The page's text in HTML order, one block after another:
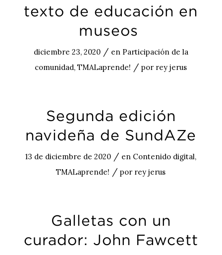
texto de educación en
museos
diciembre 23, 2020 / en Participación de la
comunidad,TMALaprende! / por rey jerus
Segunda edición
navideña de SundAZe
13 de diciembre de 2020 / en Contenido digital,
TMALaprende! / por rey jerus
Galletas con un
curador: John Fawcett